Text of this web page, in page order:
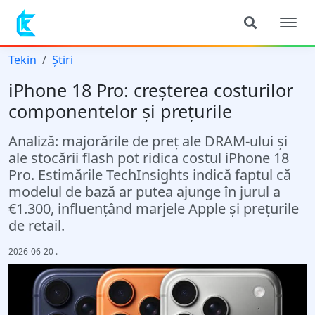
Tekin Știri
iPhone 18 Pro: creșterea costurilor
componentelor și prețurile
Analiză: majorările de preț ale DRAM-ului și
ale stocării flash pot ridica costul iPhone 18
Pro. Estimările TechInsights indică faptul că
modelul de bază ar putea ajunge în jurul a
€1.300, influențând marjele Apple și prețurile
de retail.
2026-06-20 .